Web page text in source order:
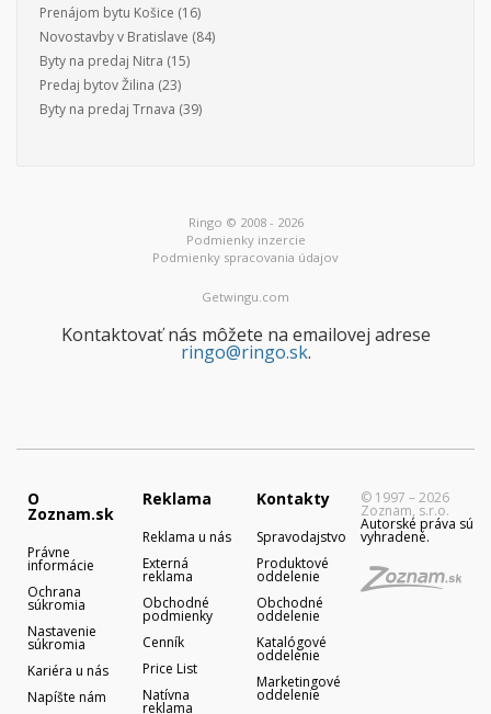
Prenájom bytu Košice (16)
Novostavby v Bratislave (84)
Byty na predaj Nitra (15)
Predaj bytov Žilina (23)
Byty na predaj Trnava (39)
Ringo © 2008 - 2026
Podmienky inzercie
Podmienky spracovania údajov
Getwingu.com
Kontaktovať nás môžete na emailovej adrese
ringo@ringo.sk.
O
Zoznam.sk
Právne
informácie
Ochrana
súkromia
Nastavenie
súkromia
Kariéra u nás
Napíšte nám
Reklama
Reklama u nás
Externá
reklama
Obchodné
podmienky
Cenník
Price List
Natívna
reklama
Kontakty
Spravodajstvo
Produktové
oddelenie
Obchodné
oddelenie
Katalógové
oddelenie
Marketingové
oddelenie
© 1997 – 2026
Zoznam, s.r.o.
Autorské práva sú
vyhradené.